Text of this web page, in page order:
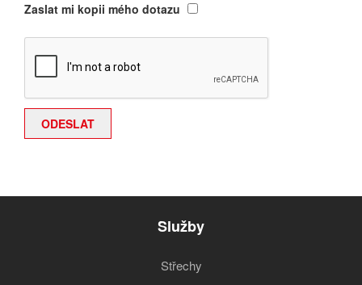
Zaslat mi kopii mého dotazu
Služby
Střechy